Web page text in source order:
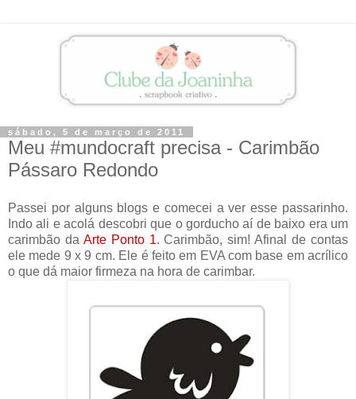
sábado, 5 de março de 2011
Meu #mundocraft precisa - Carimbão
Pássaro Redondo
Passei por alguns blogs e comecei a ver esse passarinho.
Indo ali e acolá descobri que o gorducho aí de baixo era um
carimbão da Arte Ponto 1. Carimbão, sim! Afinal de contas
ele mede 9 x 9 cm. Ele é feito em EVA com base em acrílico
o que dá maior firmeza na hora de carimbar.